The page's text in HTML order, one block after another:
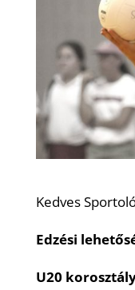
Kedves
Edzési
U20